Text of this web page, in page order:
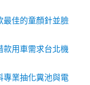
最佳的童顏針並臉
款用車需求台北機
專業抽化糞池與電